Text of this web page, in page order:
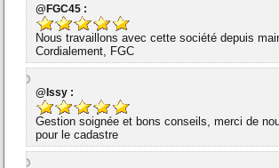
@FGC45 :
Nous travaillons avec cette société depuis
Cordialement, FGC
@Issy :
Gestion soignée et bons conseils, merci de
pour le cadastre